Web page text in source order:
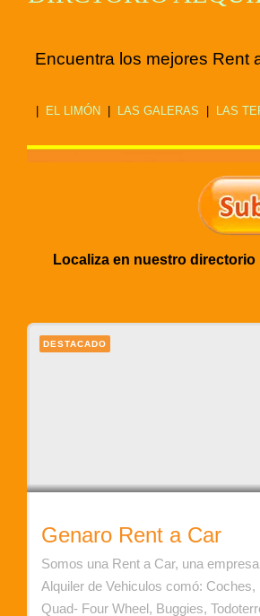
Encuentra los mejores Rent
EL LIMÓN LAS GALERAS LAS
Localiza en nuestro
DESTACADO
Genaro Rent a Car
Somos una Rent a Car, una
Alquiler de Vehiculos comó: Coches,
Quad- Four Wheel, Buggies,